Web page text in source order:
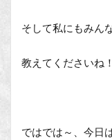
そして私にもみん
教えてくださいね！
ではでは～、今日